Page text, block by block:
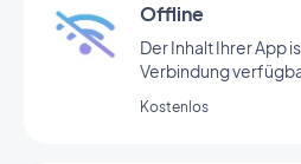
Offline
Der Inhalt Ihrer App
Verbindung
Kostenlos